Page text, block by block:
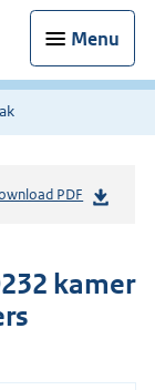
Menu
PDF
kamer